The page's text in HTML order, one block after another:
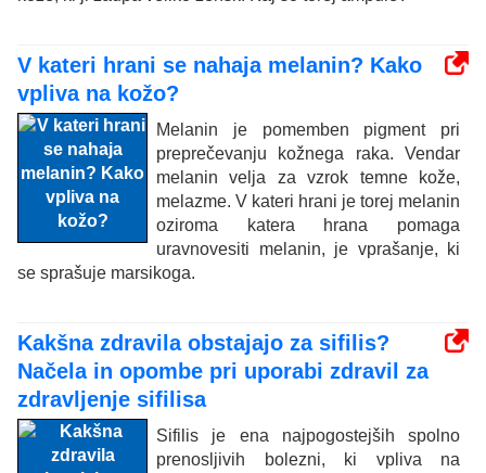
V kateri hrani se nahaja melanin? Kako
vpliva na kožo?
Melanin je pomemben pigment pri
preprečevanju kožnega raka. Vendar
melanin velja za vzrok temne kože,
melazme. V kateri hrani je torej melanin
oziroma katera hrana pomaga
uravnovesiti melanin, je vprašanje, ki
se sprašuje marsikoga.
Kakšna zdravila obstajajo za sifilis?
Načela in opombe pri uporabi zdravil za
zdravljenje sifilisa
Sifilis je ena najpogostejših spolno
prenosljivih bolezni, ki vpliva na